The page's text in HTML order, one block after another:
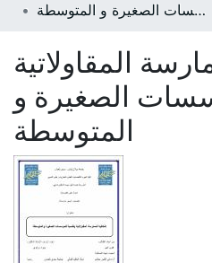
Statistics
إشكالية الممارسة المقاولاتية بالنسبة للمؤسسات الصغيرة و المتوسطة
المقاولاتية
الصغيرة و
المتوسطة